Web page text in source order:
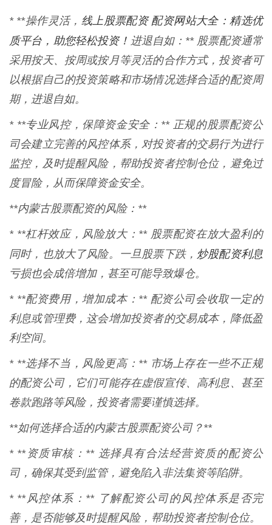
* **操作灵活， 线上股票配资 配资网站大全：精选优
质平台，助您轻松投资！ 进退自如：** 股票配资通常
采用按天、按周或按月等灵活的合作方式，投资者可
以根据自己的投资策略和市场情况选择合适的配资周
期，进退自如。
* **专业风控，保障资金安全：** 正规的股票配资公
司会建立完善的风控体系，对投资者的交易行为进行
监控，及时提醒风险，帮助投资者控制仓位，避免过
度冒险，从而保障资金安全。
**内蒙古股票配资的风险：**
* **杠杆效应，风险放大：** 股票配资在放大盈利的
同时，也放大了风险。一旦股票下跌， 炒股配资利息
亏损也会成倍增加，甚至可能导致爆仓。
* **配资费用，增加成本：** 配资公司会收取一定的
利息或管理费，这会增加投资者的交易成本，降低盈
利空间。
* **选择不当，风险更高：** 市场上存在一些不正规
的配资公司，它们可能存在虚假宣传、高利息、甚至
卷款跑路等风险，投资者需要谨慎选择。
**如何选择合适的内蒙古股票配资公司？**
* **资质审核：** 选择具有合法经营资质的配资公
司，确保其受到监管，避免陷入非法集资等陷阱。
* **风控体系：** 了解配资公司的风控体系是否完
善，是否能够及时提醒风险，帮助投资者控制仓位。